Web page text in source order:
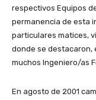
respectivos Equipos
permanencia de esta
particulares matices,
donde se
muchos Ingeniero/as
En agosto de 2001